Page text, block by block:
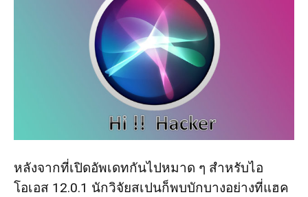
หลังจากที่เปิดอัพเดทกันไปหมาด ๆ สำหรับไอ
โอเอส 12.0.1 นักวิจัยสเปนก็พบบักบางอย่างที่แฮค